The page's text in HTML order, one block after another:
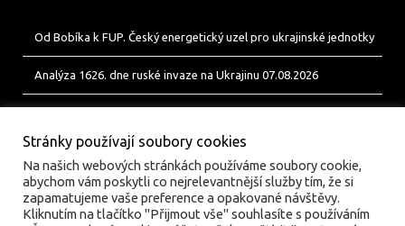
Od Bobíka k FUP. Český energetický uzel pro ukrajinské jednotky
Analýza 1626. dne ruské invaze na Ukrajinu 07.08.2026
Stránky používají soubory cookies
Na našich webových stránkách používáme soubory cookie,
abychom vám poskytli co nejrelevantnější služby tím, že si
zapamatujeme vaše preference a opakované návštěvy.
Kliknutím na tlačítko "Přijmout vše" souhlasíte s používáním